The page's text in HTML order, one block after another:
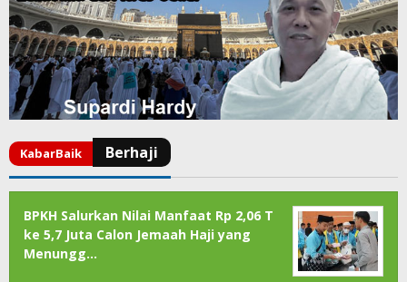
BPKH Salurkan Nilai Manfaat Rp 2,06 T
ke 5,7 Juta Calon Jemaah Haji yang
Menungg…